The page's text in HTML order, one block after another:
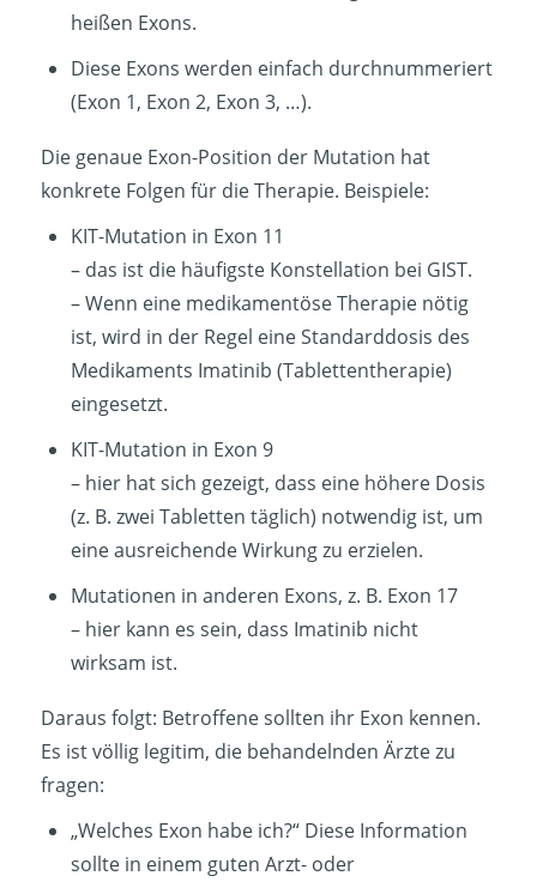
heißen Exons.
Diese Exons werden einfach durchnummeriert
(Exon 1, Exon 2, Exon 3, …).
Die genaue Exon-Position der Mutation hat
konkrete Folgen für die Therapie. Beispiele:
KIT-Mutation in Exon 11
– das ist die häufigste Konstellation bei GIST.
– Wenn eine medikamentöse Therapie nötig
ist, wird in der Regel eine Standarddosis des
Medikaments Imatinib (Tablettentherapie)
eingesetzt.
KIT-Mutation in Exon 9
– hier hat sich gezeigt, dass eine höhere Dosis
(z. B. zwei Tabletten täglich) notwendig ist, um
eine ausreichende Wirkung zu erzielen.
Mutationen in anderen Exons, z. B. Exon 17
– hier kann es sein, dass Imatinib nicht
wirksam ist.
Daraus folgt: Betroffene sollten ihr Exon kennen.
Es ist völlig legitim, die behandelnden Ärzte zu
fragen:
„Welches Exon habe ich?“ Diese Information
sollte in einem guten Arzt- oder